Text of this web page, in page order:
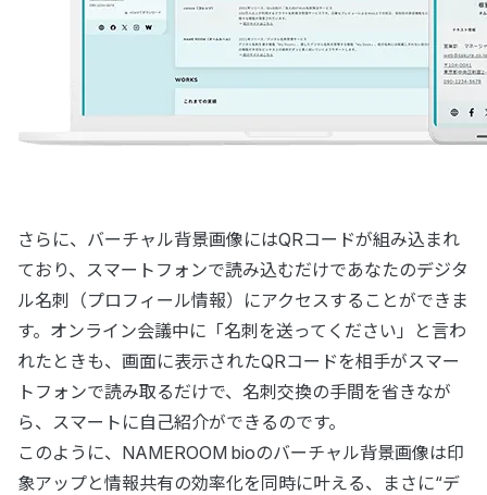
さらに、バーチャル背景画像にはQRコードが組み込まれ
ており、スマートフォンで読み込むだけであなたのデジタ
ル名刺（プロフィール情報）にアクセスすることができま
す。オンライン会議中に「名刺を送ってください」と言わ
れたときも、画面に表示されたQRコードを相手がスマー
トフォンで読み取るだけで、名刺交換の手間を省きなが
ら、スマートに自己紹介ができるのです。
このように、NAMEROOM bioのバーチャル背景画像は印
象アップと情報共有の効率化を同時に叶える、まさに“デ